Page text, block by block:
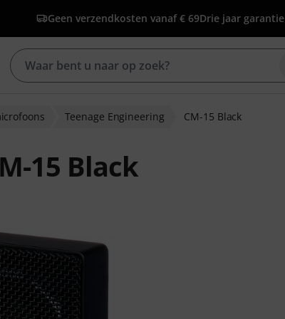
Geen verzendkosten vanaf € 69Drie jaar garantie
Teenage Engineering CM-15 Black
15 Black